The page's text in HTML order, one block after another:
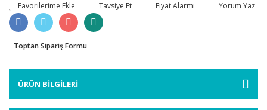
Tavsiye Et Fiyat Alarmı Yorum Yaz
Toptan Sipariş Formu
ÜRÜN BİLGİLERİ